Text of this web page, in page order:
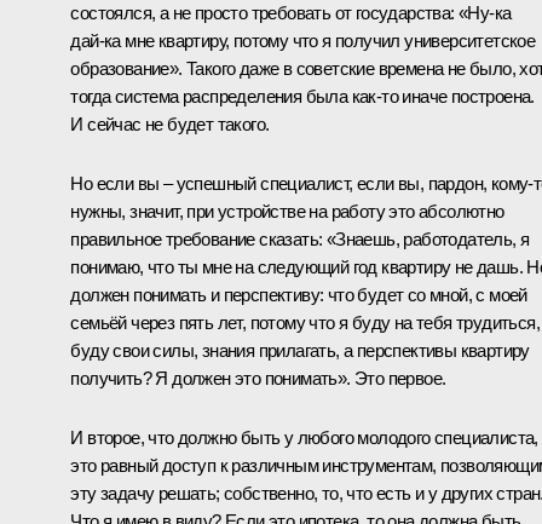
состоялся, а не просто требовать от государства: «Ну‑ка
дай‑ка мне квартиру, потому что я получил университетское
образование». Такого даже в советские времена не было,
тогда система распределения была как‑то иначе построена.
И сейчас не будет такого.
Но если вы – успешный специалист, если вы, пардон,
нужны, значит, при устройстве на работу это абсолютно
правильное требование сказать: «Знаешь, работодатель, я
понимаю, что ты мне на следующий год квартиру не дашь.
должен понимать и перспективу: что будет со мной, с моей
семьёй через пять лет, потому что я буду на тебя трудиться,
буду свои силы, знания прилагать, а перспективы квартиру
получить? Я должен это понимать». Это первое.
И второе, что должно быть у любого молодого специалиста,
это равный доступ к различным инструментам,
эту задачу решать; собственно, то, что есть и у других